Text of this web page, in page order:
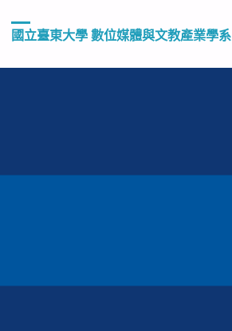
國立臺東大學 數位媒體與文教產業學系